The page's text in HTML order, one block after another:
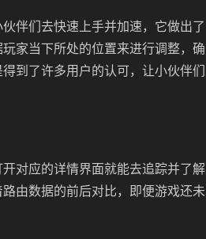
伴们去快速上手并加速，它做出了
家当下所处的位置来进行调整，确
到了许多用户的认可，让小伙伴们
对应的详情界面就能去追踪并了解
由数据的前后对比，即便游戏还未